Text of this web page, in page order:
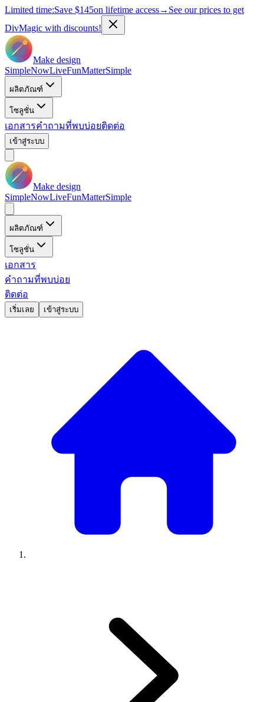
Limited time:Save $145on lifetime access→ See our prices to get
DivMagic with discounts!
Make design
SimpleNowLiveFunMatterSimple
ผลิตภัณฑ์
โซลูชั่น
เอกสารคำถามที่พบบ่อยติดต่อ
เข้าสู่ระบบ
Make design
SimpleNowLiveFunMatterSimple
ผลิตภัณฑ์
โซลูชั่น
เอกสาร
คำถามที่พบบ่อย
ติดต่อ
เริ่มเลย เข้าสู่ระบบ